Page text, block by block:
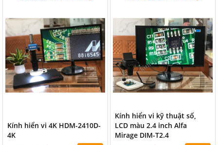
Kính hiển vi 4K HDM-2410D-
4K
Kính hiển vi kỹ thuật số,
LCD màu 2.4 inch Alfa
Mirage DIM-T2.4